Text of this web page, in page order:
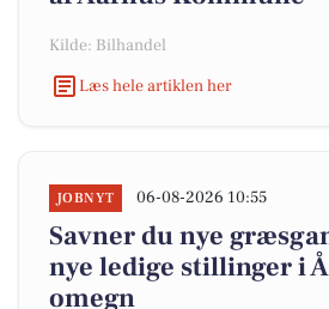
Kilde: Bilhandel
Læs hele artiklen her
JOBNYT 06-08-2026 10:55
Savner du nye
nye ledige stillinger i
omegn